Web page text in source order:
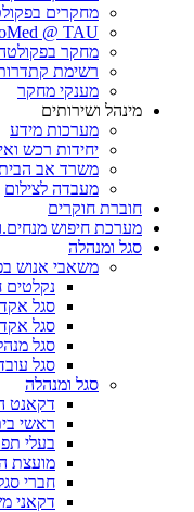
מחקרים
@ TAU
מחקר
רשימת
מענקי מחקר
מינהל ושירותים
מערכות מידע
יחידות רכש
משרד אב
מעבדה לצילום
חוברת חוקרים
מערכת חיפוש
סגל ומנהלה
משאבי אנוש
נקלטים
סגל
סגל
סגל
סגל
סגל ומנהלה
דקאנט
ראשי
בעלי
מועצת
חברי
דקאני